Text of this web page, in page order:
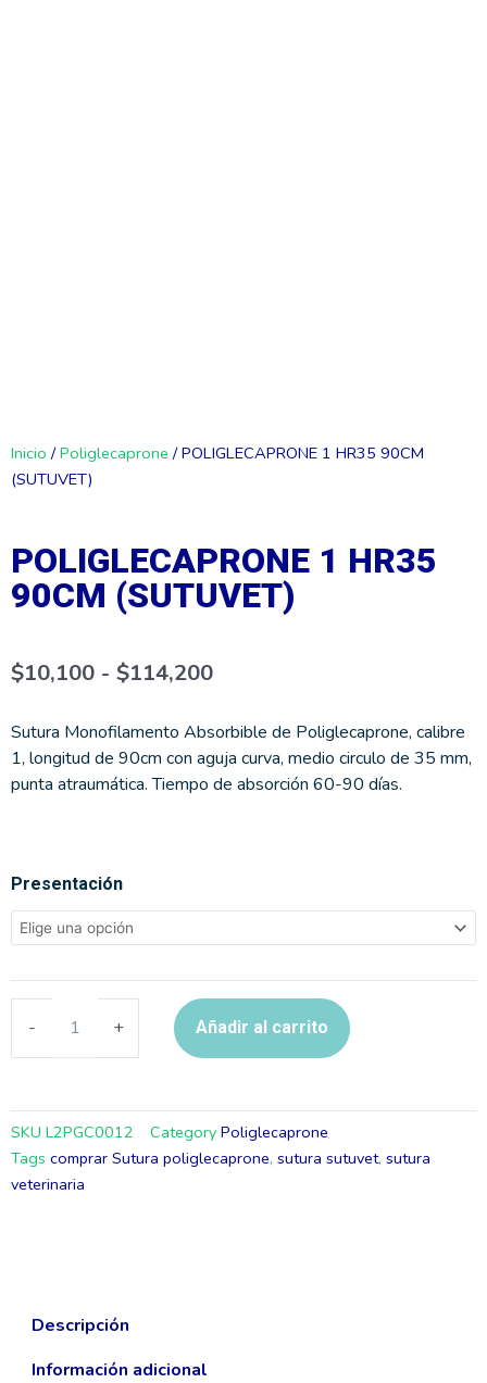
Inicio /Poliglecaprone / POLIGLECAPRONE 1 HR35 90CM
(SUTUVET)
POLIGLECAPRONE 1 HR35
90CM (SUTUVET)
$10,100 - $114,200Rango
de
$10,100
hasta
$114,200
Sutura Monofilamento Absorbible de Poliglecaprone, calibre
1, longitud de 90cm con aguja curva, medio circulo de 35 mm,
punta atraumática. Tiempo de absorción 60-90 días.
Presentación
-
POLIGLECAPRONE
1
HR35
90CM
cantidad
+ Añadir al carrito
SKU L2PGC0012 Category Poliglecaprone
Tags comprar Sutura poliglecaprone, sutura sutuvet, sutura
veterinaria
Descripción
Información adicional